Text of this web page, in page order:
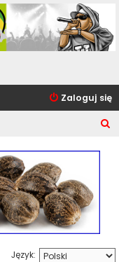
Zaloguj się
Język: